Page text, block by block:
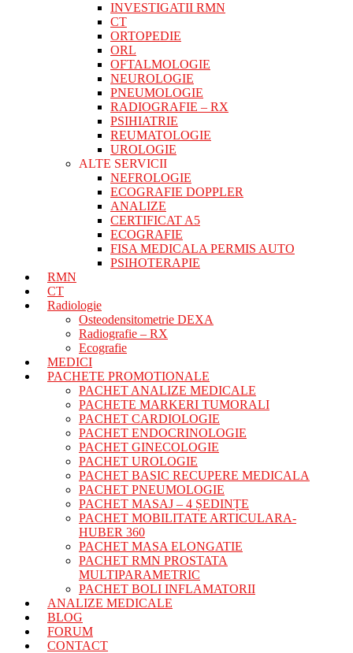
INVESTIGATII RMN
CT
ORTOPEDIE
ORL
OFTALMOLOGIE
NEUROLOGIE
PNEUMOLOGIE
RADIOGRAFIE – RX
PSIHIATRIE
REUMATOLOGIE
UROLOGIE
ALTE SERVICII
NEFROLOGIE
ECOGRAFIE DOPPLER
ANALIZE
CERTIFICAT A5
ECOGRAFIE
FISA MEDICALA PERMIS AUTO
PSIHOTERAPIE
RMN
CT
Radiologie
Osteodensitometrie DEXA
Radiografie – RX
Ecografie
MEDICI
PACHETE PROMOTIONALE
PACHET ANALIZE MEDICALE
PACHETE MARKERI TUMORALI
PACHET CARDIOLOGIE
PACHET ENDOCRINOLOGIE
PACHET GINECOLOGIE
PACHET UROLOGIE
PACHET BASIC RECUPERE MEDICALA
PACHET PNEUMOLOGIE
PACHET MASAJ – 4 ȘEDINȚE
PACHET MOBILITATE ARTICULARA-
HUBER 360
PACHET MASA ELONGATIE
PACHET RMN PROSTATA
MULTIPARAMETRIC
PACHET BOLI INFLAMATORII
ANALIZE MEDICALE
BLOG
FORUM
CONTACT